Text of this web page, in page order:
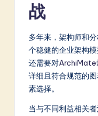
战
多年来，架构师和
个稳健的企业架构
还需要对ArchiMate
详细且符合规范的
素选择。
当与不同利益相关